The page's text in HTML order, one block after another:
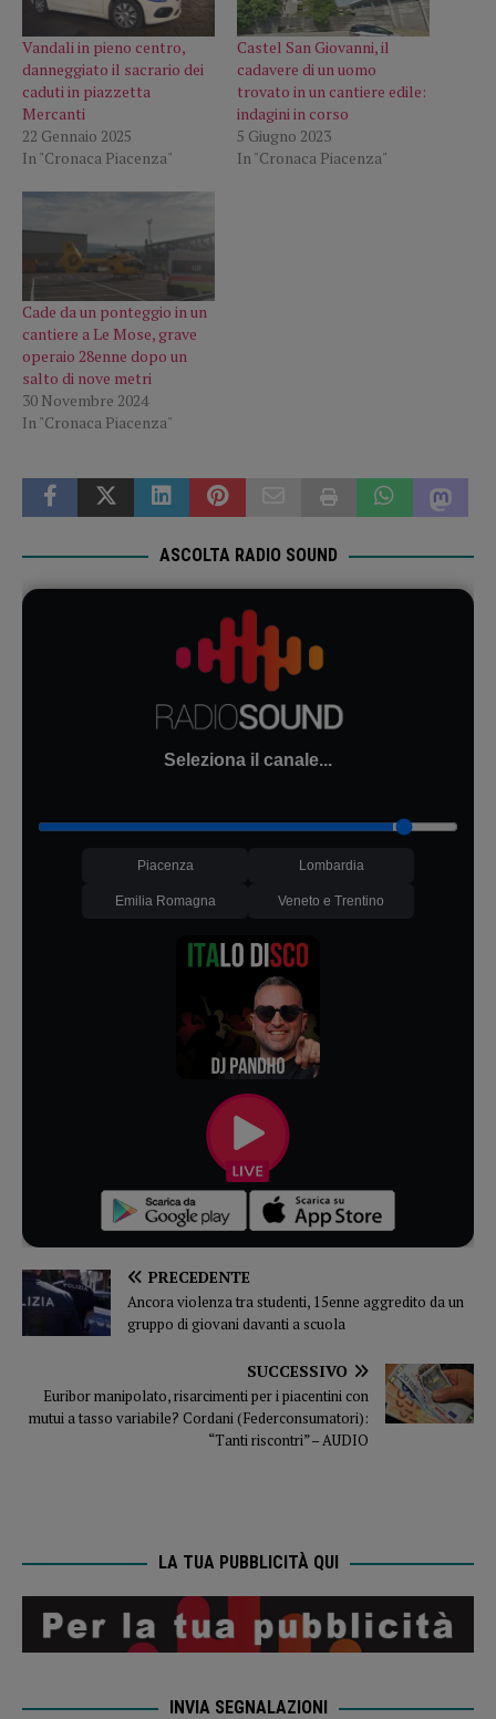
Vandali in pieno centro,
danneggiato il sacrario dei
caduti in piazzetta
Mercanti
22 Gennaio 2025
In "Cronaca Piacenza"
Castel San Giovanni, il
cadavere di un uomo
trovato in un cantiere edile:
indagini in corso
5 Giugno 2023
In "Cronaca Piacenza"
Cade da un ponteggio in un
cantiere a Le Mose, grave
operaio 28enne dopo un
salto di nove metri
30 Novembre 2024
In "Cronaca Piacenza"
ASCOLTA RADIO SOUND
Seleziona il canale...
Piacenza Lombardia
Emilia Romagna Veneto e Trentino
PRECEDENTE
Ancora violenza tra studenti, 15enne aggredito da un
gruppo di giovani davanti a scuola
SUCCESSIVO
Euribor manipolato, risarcimenti per i piacentini con
mutui a tasso variabile? Cordani (Federconsumatori):
“Tanti riscontri” – AUDIO
LA TUA PUBBLICITÀ QUI
INVIA SEGNALAZIONI